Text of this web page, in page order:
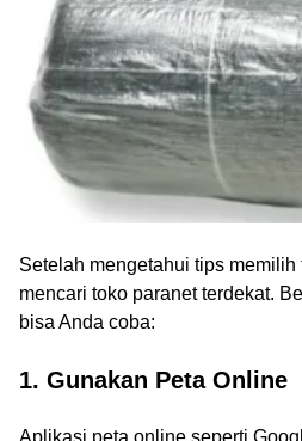
Setelah mengetahui tips memilih
mencari toko paranet terdekat.
bisa Anda coba:
1. Gunakan Peta Online
Aplikasi peta online seperti